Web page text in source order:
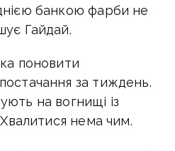
банкою фарби не
Гайдай.
поновити
за тиждень.
на вогнищі із
нема чим.